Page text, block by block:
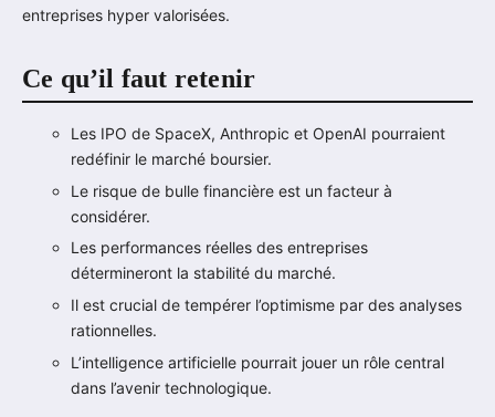
entreprises hyper valorisées.
Ce qu’il faut retenir
Les IPO de SpaceX, Anthropic et OpenAI pourraient
redéfinir le marché boursier.
Le risque de bulle financière est un facteur à
considérer.
Les performances réelles des entreprises
détermineront la stabilité du marché.
Il est crucial de tempérer l’optimisme par des analyses
rationnelles.
L’intelligence artificielle pourrait jouer un rôle central
dans l’avenir technologique.